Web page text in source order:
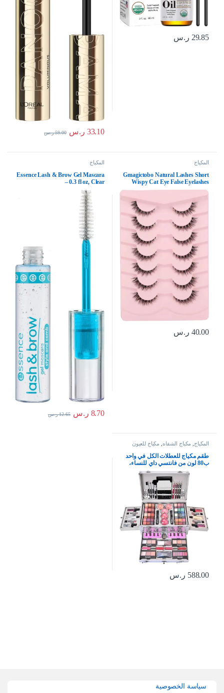
29.85 ر.س
33.10 ر.س 59.00 ر.س
المكياج
Gmagictobo Natural Lashes Short
Wispy Cat Eye False Eyelashes
Clear Band Fake Eyelashes Pack 7
Pairs Soft Strips Fake Eye Lashes
40.00 ر.س
المكياج
Essence Lash & Brow Gel Mascara
– 0.3 fl oz, Clear
8.70 ر.س 12.65 ر.س
المكياج مكياج الشفاه مكياج للعيون
طقم مكياج للعطلات الكل في واحد
ب80 لون من فانتسي داي للنساء،
مجموعة اساسية تتضمن باليت ظلال
عيون واحمر شفاه وبودرة خدود
وكونسيلر وبودرة وجه وماسكارا
وملمع شفاه وفرشاة، ناعم
588.00 ر.س
سياسة الخصوصية